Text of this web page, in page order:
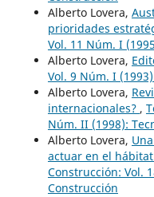
Alberto Lovera,
prioridades
Vol. 11 Núm. I
Alberto Lovera,
Vol. 9 Núm. I
Alberto Lovera,
internacionales? ,
Núm. II (1998):
Alberto Lovera,
actuar en el
Construcción: Vol.
Construcción